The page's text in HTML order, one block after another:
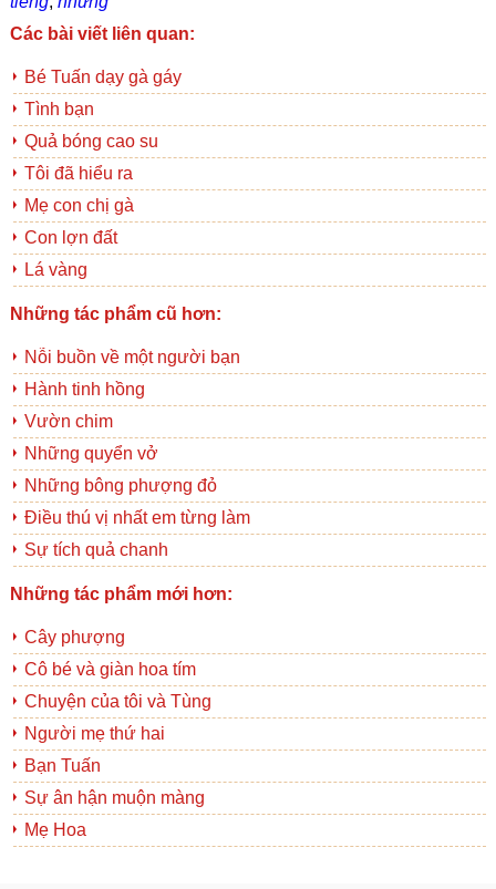
Các bài viết liên quan:
Bé Tuấn dạy gà gáy
Tình bạn
Quả bóng cao su
Tôi đã hiểu ra
Mẹ con chị gà
Con lợn đất
Lá vàng
Những tác phẩm cũ hơn:
Nỗi buồn về một người bạn
Hành tinh hồng
Vườn chim
Những quyển vở
Những bông phượng đỏ
Điều thú vị nhất em từng làm
Sự tích quả chanh
Những tác phẩm mới hơn:
Cây phượng
Cô bé và giàn hoa tím
Chuyện của tôi và Tùng
Người mẹ thứ hai
Bạn Tuấn
Sự ân hận muộn màng
Mẹ Hoa